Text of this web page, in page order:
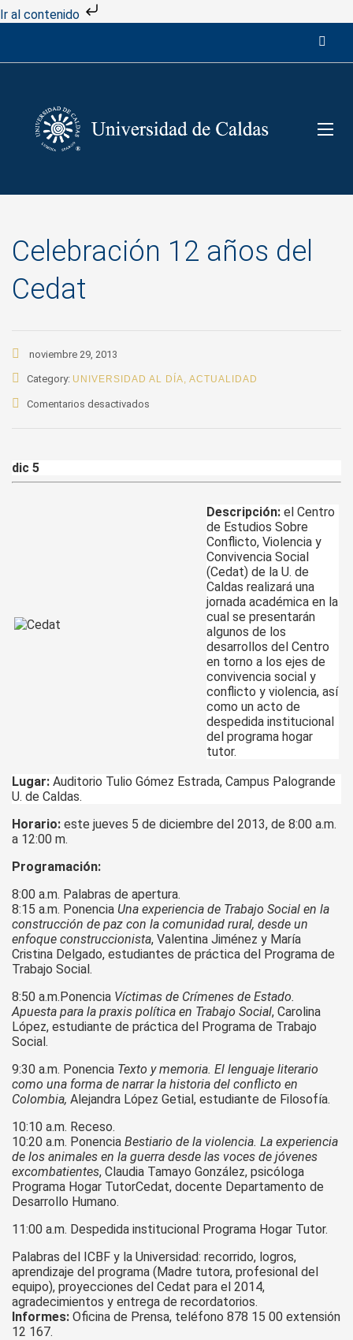
Ir al contenido
Celebración 12 años del
Cedat
noviembre 29, 2013
Category: UNIVERSIDAD AL DÍA, ACTUALIDAD
Comentarios desactivados
Cedat
dic 5
Descripción: el Centro
de Estudios Sobre
Conflicto, Violencia y
Convivencia Social
(Cedat) de la U. de
Caldas realizará una
jornada académica en la
cual se presentarán
algunos de los
desarrollos del Centro
en torno a los ejes de
convivencia social y
conflicto y violencia, así
como un acto de
despedida institucional
del programa hogar
tutor.
Lugar: Auditorio Tulio Gómez Estrada, Campus Palogrande
U. de Caldas.
Horario: este jueves 5 de diciembre del 2013, de 8:00 a.m.
a 12:00 m.
Programación:
8:00 a.m. Palabras de apertura.
8:15 a.m. Ponencia Una experiencia de Trabajo Social en la
construcción de paz con la comunidad rural, desde un
enfoque construccionista, Valentina Jiménez y María
Cristina Delgado, estudiantes de práctica del Programa de
Trabajo Social.
8:50 a.m.Ponencia Víctimas de Crímenes de Estado.
Apuesta para la praxis política en Trabajo Social, Carolina
López, estudiante de práctica del Programa de Trabajo
Social.
9:30 a.m. Ponencia Texto y memoria. El lenguaje literario
como una forma de narrar la historia del conflicto en
Colombia, Alejandra López Getial, estudiante de Filosofía.
10:10 a.m. Receso.
10:20 a.m. Ponencia Bestiario de la violencia. La experiencia
de los animales en la guerra desde las voces de jóvenes
excombatientes, Claudia Tamayo González, psicóloga
Programa Hogar TutorCedat, docente Departamento de
Desarrollo Humano.
11:00 a.m. Despedida institucional Programa Hogar Tutor.
Palabras del ICBF y la Universidad: recorrido, logros,
aprendizaje del programa (Madre tutora, profesional del
equipo), proyecciones del Cedat para el 2014,
agradecimientos y entrega de recordatorios.
Informes: Oficina de Prensa, teléfono 878 15 00 extensión
12 167.